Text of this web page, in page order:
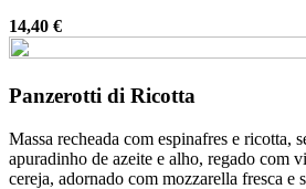
14,40 €
Panzerotti di Ricotta
Massa recheada com espinafres e ricotta,
apuradinho de azeite e alho, regado com
cereja, adornado com mozzarella fresca e